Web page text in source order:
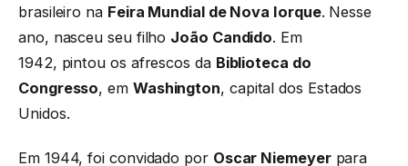
brasileiro na Feira Mundial de Nova Iorque. Nesse
ano, nasceu seu filho João Candido. Em
1942, pintou os afrescos da Biblioteca do
Congresso, em Washington, capital dos Estados
Unidos.
Em 1944, foi convidado por Oscar Niemeyerpara